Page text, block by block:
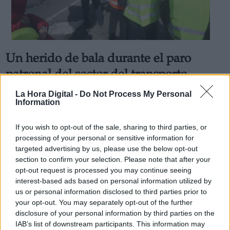
La Hora Digital - Do Not Process My Personal
Information
If you wish to opt-out of the sale, sharing to third parties, or
processing of your personal or sensitive information for
targeted advertising by us, please use the below opt-out
section to confirm your selection. Please note that after your
opt-out request is processed you may continue seeing
interest-based ads based on personal information utilized by
us or personal information disclosed to third parties prior to
your opt-out. You may separately opt-out of the further
disclosure of your personal information by third parties on the
IAB’s list of downstream participants. This information may
Un herido de bala durante el paro
patronal del sector del transporte
El paro ha sido convocado por la Plataforma de Defensa
del Sector del Transporte de Mercancías por Carretera,
una organización empresarial que dice representar a
PorJuan Almansa
Más artículos de este autor
martes, 15 de marzo de 2022
OPINIONES DIVERSAS
Derechos:
link